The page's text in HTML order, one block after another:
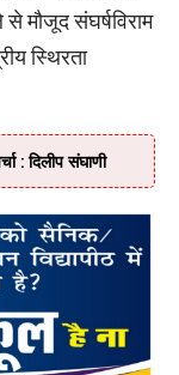
मौजूद संघर्षविराम
स्थिरता
: दिलीप संघाणी